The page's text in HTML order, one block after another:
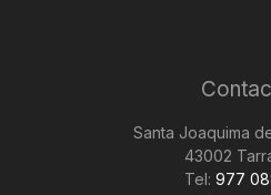
Santa Joaquima
43002
Tel: 977